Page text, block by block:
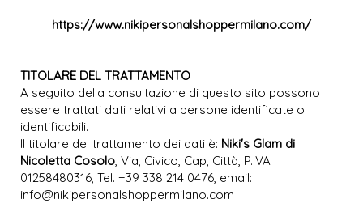
https://www.nikipersonalshoppermilano.com/
TITOLARE DEL TRATTAMENTO
A seguito della consultazione di questo sito possono
essere trattati dati relativi a persone identificate o
identificabili.
Il titolare del trattamento dei dati è: Niki's Glam di
Nicoletta Cosolo, Via, Civico, Cap, Città, P.IVA
01258480316, Tel. +39 338 214 0476, email:
info@nikipersonalshoppermilano.com